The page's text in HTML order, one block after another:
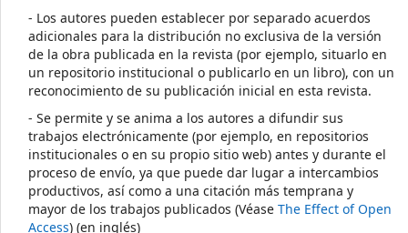
- Los autores pueden establecer por separado acuerdos
adicionales para la distribución no exclusiva de la versión
de la obra publicada en la revista (por ejemplo, situarlo en
un repositorio institucional o publicarlo en un libro), con un
reconocimiento de su publicación inicial en esta revista.
- Se permite y se anima a los autores a difundir sus
trabajos electrónicamente (por ejemplo, en repositorios
institucionales o en su propio sitio web) antes y durante el
proceso de envío, ya que puede dar lugar a intercambios
productivos, así como a una citación más temprana y
mayor de los trabajos publicados (Véase The Effect of Open
Access) (en inglés)